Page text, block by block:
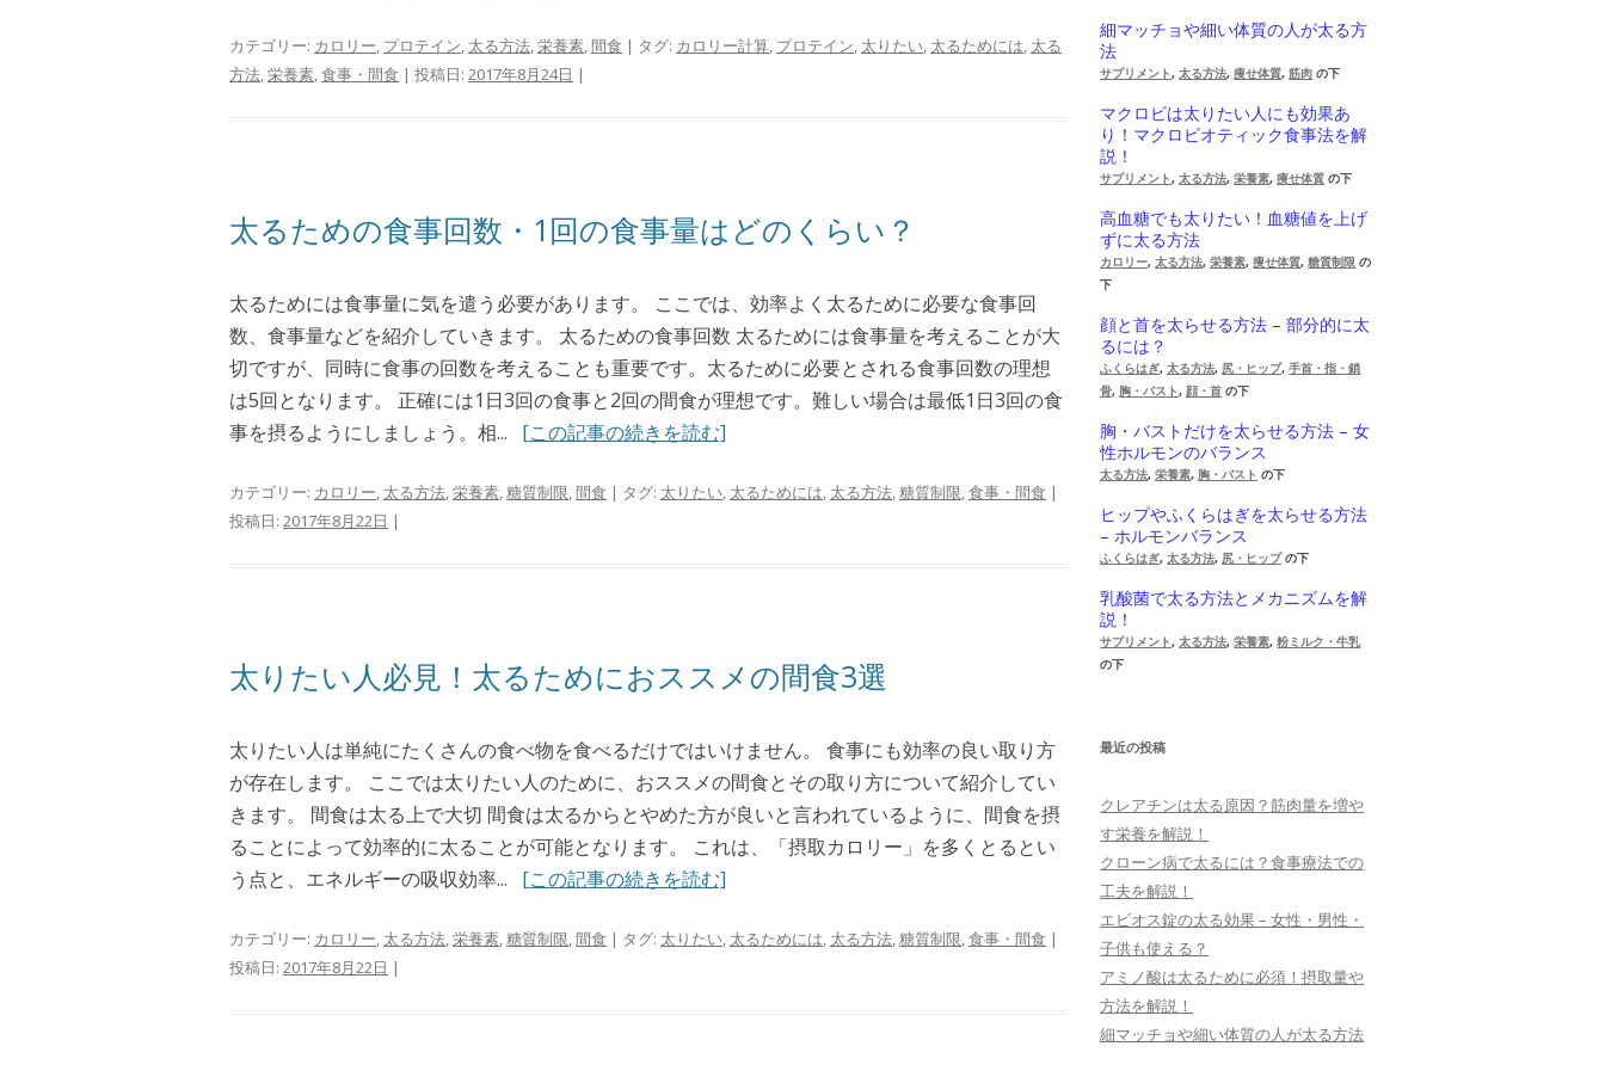
カテゴリー: カロリー, プロテイン, 太る方法,栄養素,間食 | タグ: カロリー計算, プロテイン, 太りたい, 太るためには, 太る
方法,栄養素,食事・間食 | 投稿日: 2017年8月24日 |
太るための食事回数・1回の食事量はどのくらい？
太るためには食事量に気を遣う必要があります。 ここでは、効率よく太るために必要な食事回
数、食事量などを紹介していきます。 太るための食事回数 太るためには食事量を考えることが大
切ですが、同時に食事の回数を考えることも重要です。太るために必要とされる食事回数の理想
は5回となります。 正確には1日3回の食事と2回の間食が理想です。難しい場合は最低1日3回の食
事を摂るようにしましょう。相... [この記事の続きを読む]
カテゴリー: カロリー, 太る方法,栄養素,糖質制限,間食 | タグ: 太りたい, 太るためには, 太る方法,糖質制限,食事・間食 |
投稿日: 2017年8月22日 |
太りたい人必見！太るためにおススメの間食3選
太りたい人は単純にたくさんの食べ物を食べるだけではいけません。 食事にも効率の良い取り方
が存在します。 ここでは太りたい人のために、おススメの間食とその取り方について紹介してい
きます。 間食は太る上で大切 間食は太るからとやめた方が良いと言われているように、間食を摂
ることによって効率的に太ることが可能となります。 これは、「摂取カロリー」を多くとるとい
う点と、エネルギーの吸収効率... [この記事の続きを読む]
カテゴリー: カロリー, 太る方法,栄養素,糖質制限,間食 | タグ: 太りたい, 太るためには, 太る方法,糖質制限,食事・間食 |
投稿日: 2017年8月22日 |
細マッチョや細い体質の人が太る方
法
サプリメント,太る方法,痩せ体質,筋肉 の下
マクロビは太りたい人にも効果あ
り！マクロビオティック食事法を解
説！
サプリメント,太る方法,栄養素,痩せ体質 の下
高血糖でも太りたい！血糖値を上げ
ずに太る方法
カロリー,太る方法,栄養素,痩せ体質,糖質制限 の
下
顔と首を太らせる方法 – 部分的に太
るには？
ふくらはぎ,太る方法, 尻・ヒップ,手首・指・鎖
骨,胸・バスト,顔・首 の下
胸・バストだけを太らせる方法 – 女
性ホルモンのバランス
太る方法,栄養素,胸・バスト の下
ヒップやふくらはぎを太らせる方法
– ホルモンバランス
ふくらはぎ,太る方法, 尻・ヒップの下
乳酸菌で太る方法とメカニズムを解
説！
サプリメント,太る方法,栄養素,粉ミルク・牛乳
の下
最近の投稿
クレアチンは太る原因？筋肉量を増や
す栄養を解説！
クローン病で太るには？食事療法での
工夫を解説！
エビオス錠の太る効果 – 女性・男性・
子供も使える？
アミノ酸は太るために必須！摂取量や
方法を解説！
細マッチョや細い体質の人が太る方法